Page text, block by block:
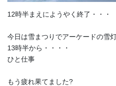
12時半まえにようやく終了・・・
今日は雪まつりでアーケードの雪
13時半から・・・・
ひと仕事
もう疲れ果てました?